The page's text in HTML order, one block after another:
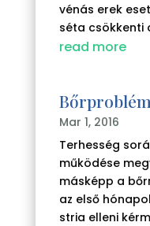
vénás erek
séta csökkenti
read more
Mar 1, 2016
Terhesség
működése
másképp a
az első
stria elleni